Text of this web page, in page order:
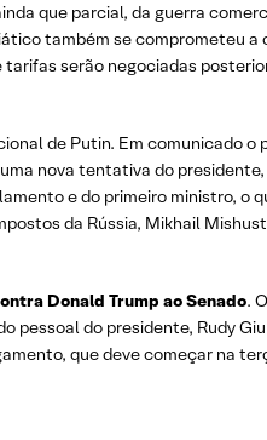
que parcial, da guerra
também se comprometeu a
serão negociadas
de Putin. Em comunicado o
nova tentativa do
e do primeiro ministro, o
da Rússia, Mikhail
Donald Trump ao Senado.
pessoal do presidente, Rudy
que deve começar na